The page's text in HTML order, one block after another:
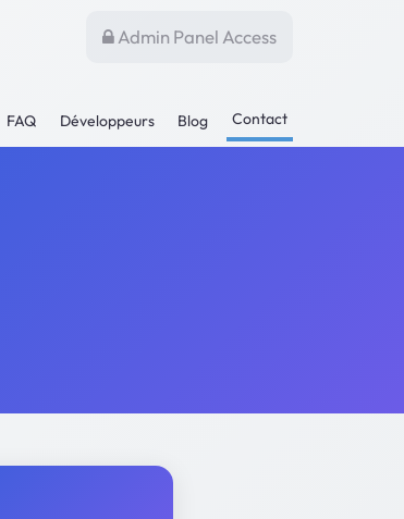
Admin Panel Access
FAQ Développeurs Blog Contact